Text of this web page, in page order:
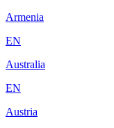
Armenia
EN
Australia
EN
Austria